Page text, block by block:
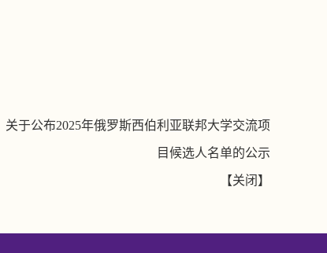
关于公布2025年俄罗斯西伯利亚联邦大学交流项
目候选人名单的公示
【关闭 】